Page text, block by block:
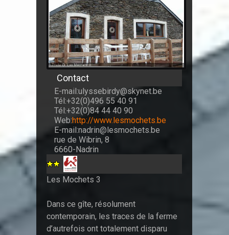
Contact
E-mail:ulyssebirdy@skynet.be
Tél:+32(0)496 55 40 91
Tél:+32(0)84 44 40 90
Web:http://www.lesmochets.be
E-mail:nadrin@lesmochets.be
rue de Wibrin, 8
6660-Nadrin
Les Mochets 3
Dans ce gîte, résolument
contemporain, les traces de la ferme
d’autrefois ont totalement disparu